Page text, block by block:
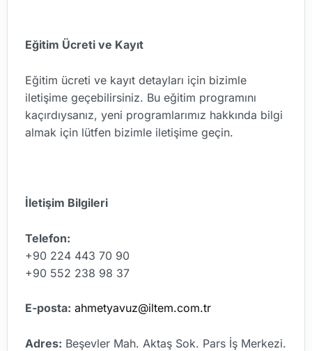
Eğitim Ücreti ve Kayıt
Eğitim ücreti ve kayıt detayları için bizimle
iletişime geçebilirsiniz. Bu eğitim programını
kaçırdıysanız, yeni programlarımız hakkında bilgi
almak için lütfen bizimle iletişime geçin.
İletişim Bilgileri
Telefon:
+90 224 443 70 90
+90 552 238 98 37
E-posta: ahmetyavuz@iltem.com.tr
Adres: Beşevler Mah. Aktaş Sok. Pars İş Merkezi.